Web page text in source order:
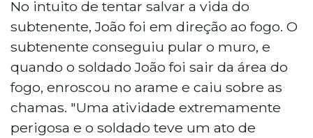
No intuito de tentar salvar a vida do
subtenente, João foi em direção ao fogo. O
subtenente conseguiu pular o muro, e
quando o soldado João foi sair da área do
fogo, enroscou no arame e caiu sobre as
chamas. "Uma atividade extremamente
perigosa e o soldado teve um ato de